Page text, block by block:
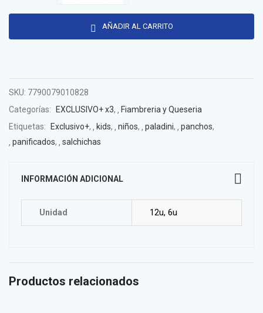
AÑADIR AL CARRITO
SKU: 7790079010828
Categorías:
EXCLUSIVO+ x3,
Fiambreria y Queseria
Etiquetas:
Exclusivo+, kids, niños, paladini, panchos,
panificados, salchichas
INFORMACIÓN ADICIONAL
Unidad 12u, 6u
Productos relacionados